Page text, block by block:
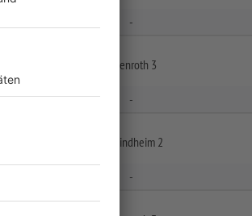
-
TSV 1893 Neukenroth 3
- -
TSV Windheim 2
-